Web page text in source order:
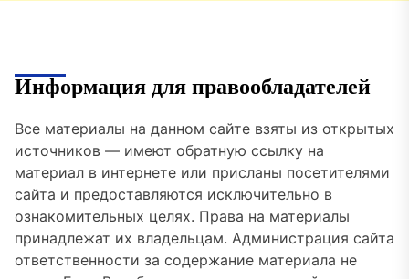
Информация для правообладателей
Все материалы на данном сайте взяты из открытых
источников — имеют обратную ссылку на
материал в интернете или присланы посетителями
сайта и предоставляются исключительно в
ознакомительных целях. Права на материалы
принадлежат их владельцам. Администрация сайта
ответственности за содержание материала не